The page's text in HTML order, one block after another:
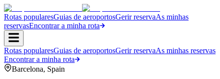
Rotas popularesGuias de aeroportosGerir reservaAs minhas
reservasEncontrar a minha rota
Rotas popularesGuias de aeroportosGerir reservaAs minhas reservas
Encontrar a minha rota
Barcelona, Spain